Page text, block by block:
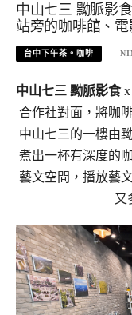
中山七三 黝脈影
站旁的咖啡館、
台中下午茶。咖啡
中山七三 黝脈影食x
合作社對面，將咖
中山七三的一樓由
煮出一杯有深度的
藝文空間，播放藝
又